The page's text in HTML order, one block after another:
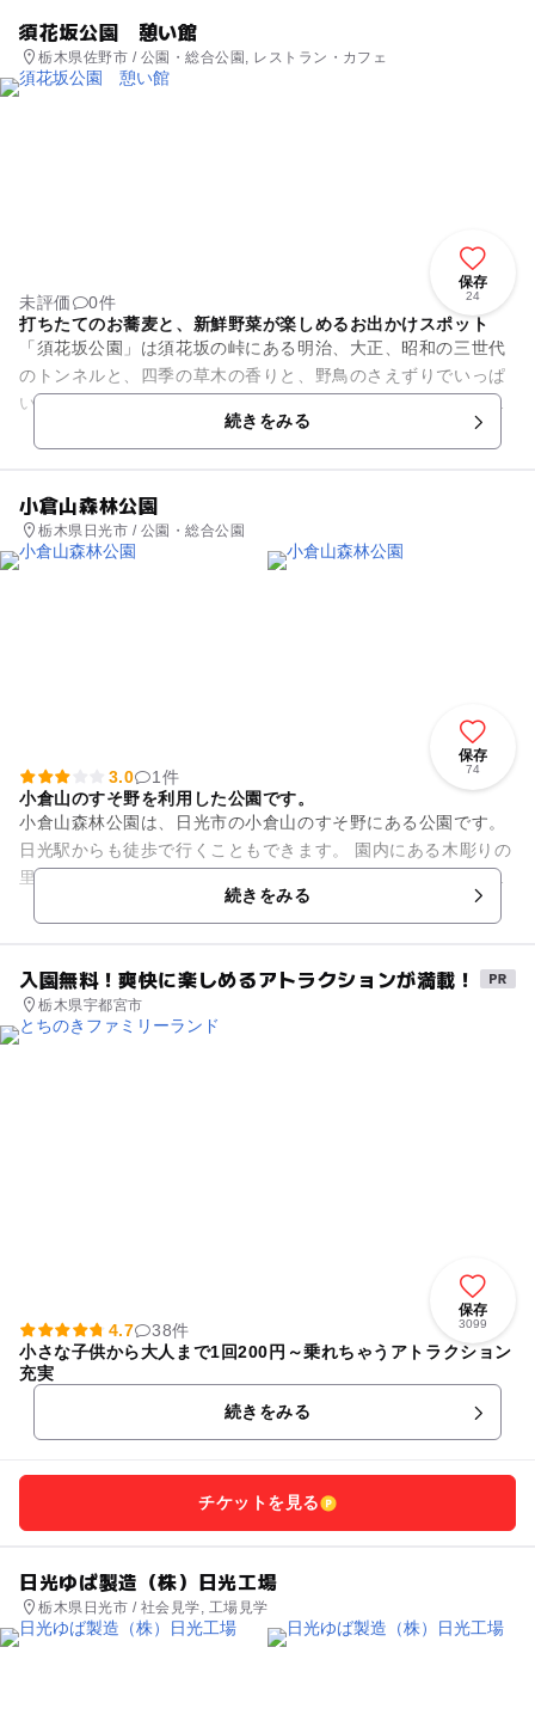
須花坂公園 憩い館
栃木県佐野市 / 公園・総合公園, レストラン・カフェ
保存
24
未評価
0件
打ちたてのお蕎麦と、新鮮野菜が楽しめるお出かけスポット
「須花坂公園」は須花坂の峠にある明治、大正、昭和の三世代
のトンネルと、四季の草木の香りと、野鳥のさえずりでいっぱ
いの公園です。気軽に歩ける遊歩道を散策すると、生き生きと
した自然を存分に味わえ、ま...続きをみる
小倉山森林公園
栃木県日光市 / 公園・総合公園
保存
74
3.0
1件
小倉山のすそ野を利用した公園です。
小倉山森林公園は、日光市の小倉山のすそ野にある公園です。
日光駅からも徒歩で行くこともできます。 園内にある木彫りの
里工芸センターでは、伝統工芸作品の展示や日光彫の工芸体験
などをして森林資源につ...続きをみる
入園無料！爽快に楽しめるアトラクションが満載！
栃木県宇都宮市
保存
3099
4.7
38件
小さな子供から大人まで1回200円～乗れちゃうアトラクション
充実
続きをみる
チケットを見る
日光ゆば製造（株）日光工場
栃木県日光市 / 社会見学, 工場見学